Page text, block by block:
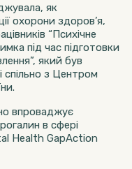
як
охорони здоров’я,
“Психічне
під час підготовки
який був
з Центром
впроваджує
в сфері
Health GapAction